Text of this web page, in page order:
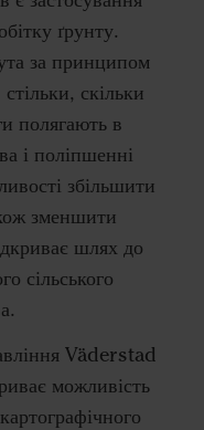
ґрунту.
за принципом
скільки
полягають в
і поліпшенні
збільшити
зменшити
шлях до
сільського
Väderstad
можливість